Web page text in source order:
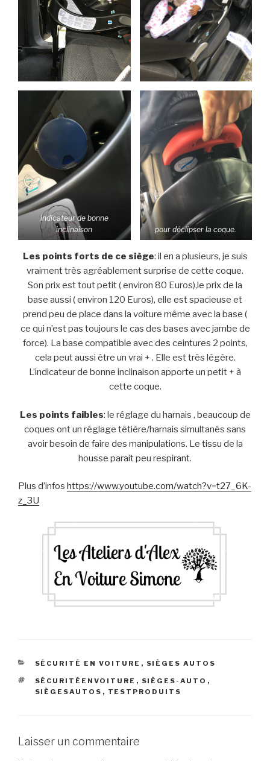
indicateur de bonne
inclinaison
pour déclipser la coque.
Les points forts de ce siège: il en a plusieurs, je suis
vraiment très agréablement surprise de cette coque.
Son prix est tout petit ( environ 80 Euros),le prix de la
base aussi ( environ 120 Euros), elle est spacieuse et
prend peu de place dans la voiture même avec la base (
ce qui n’est pas toujours le cas des bases avec jambe de
force). La base compatible avec des ceintures 2 points,
cela peut aussi être un vrai + . Elle est très légère.
L’indicateur de bonne inclinaison apporte un petit + à
cette coque.
Les points faibles: le réglage du harnais , beaucoup de
coques ont un réglage têtière/harnais simultanés sans
avoir besoin de faire des manipulations. Le tissu de la
housse parait peu respirant.
Plus d’infos https://www.youtube.com/watch?v=t27_6K-
z_3U
CATÉGORIES
SÉCURITÉ EN VOITURE , SIÈGES AUTOS
ÉTIQUETTES
SÉCURITÉENVOITURE , SIÈGES-AUTO ,
SIÈGESAUTOS , TESTPRODUITS
Laisser un commentaire